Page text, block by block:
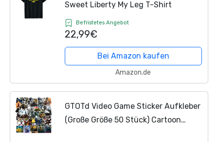
Sweet Liberty My Leg T-Shirt
Befristetes Angebot
22,99€
Bei Amazon kaufen
Amazon.de
GTOTd Video Game Sticker Aufkleber
(Große Größe 50 Stück) Cartoon